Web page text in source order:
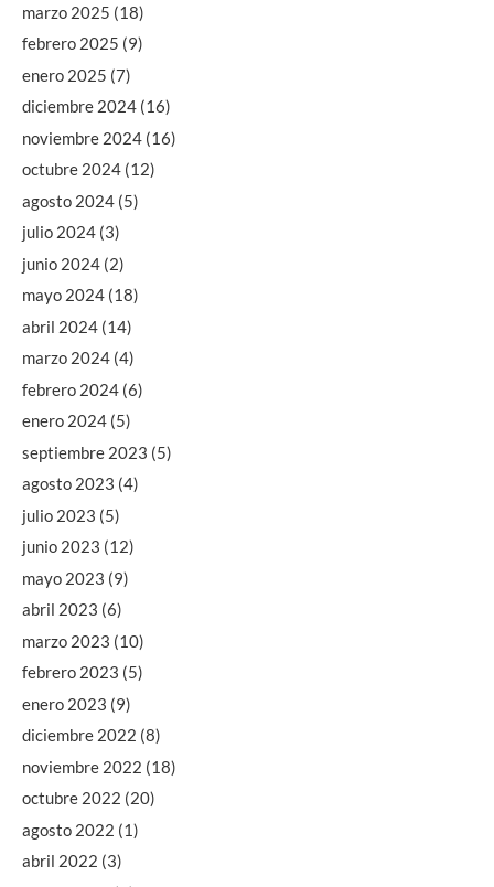
marzo 2025 (18)
febrero 2025 (9)
enero 2025 (7)
diciembre 2024 (16)
noviembre 2024 (16)
octubre 2024 (12)
agosto 2024 (5)
julio 2024 (3)
junio 2024 (2)
mayo 2024 (18)
abril 2024 (14)
marzo 2024 (4)
febrero 2024 (6)
enero 2024 (5)
septiembre 2023 (5)
agosto 2023 (4)
julio 2023 (5)
junio 2023 (12)
mayo 2023 (9)
abril 2023 (6)
marzo 2023 (10)
febrero 2023 (5)
enero 2023 (9)
diciembre 2022 (8)
noviembre 2022 (18)
octubre 2022 (20)
agosto 2022 (1)
abril 2022 (3)